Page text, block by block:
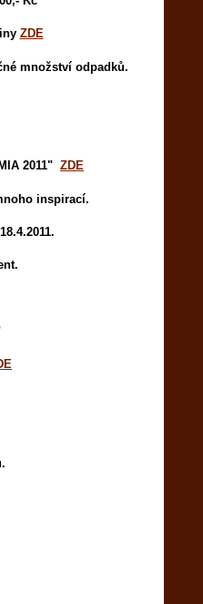
ZDE
množství odpadků.
2011" ZDE
inspirací.